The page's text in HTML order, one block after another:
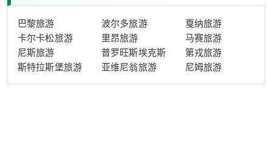
巴黎旅游 波尔多旅游
戛纳旅游
卡尔卡松旅游
里昂旅游
马赛旅游
尼斯旅游
普罗旺斯埃克斯
第戎旅游
斯特拉斯堡旅游
亚维尼翁旅游 尼姆旅游